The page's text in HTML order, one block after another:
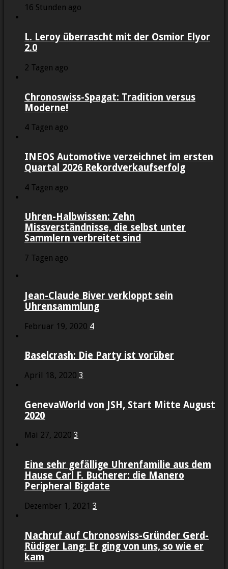
16 Stunden ago
L. Leroy überrascht mit der Osmior Elyor
2.0
2 Tagen ago
Chronoswiss-Spagat: Tradition versus
Moderne!
4 Tagen ago
INEOS Automotive verzeichnet im ersten
Quartal 2026 Rekordverkaufserfolg
4 Tagen ago
Uhren-Halbwissen: Zehn
Missverständnisse, die selbst unter
Sammlern verbreitet sind
7 Tagen ago
Jean-Claude Biver verkloppt sein
Uhrensammlung
Februar 19, 2020 4
Baselcrash: Die Party ist vorüber
April 18, 2020 3
GenevaWorld von JSH, Start Mitte August
2020
Mai 27, 2020 3
Eine sehr gefällige Uhrenfamilie aus dem
Hause Carl F. Bucherer: die Manero
Peripheral Bigdate
Dezember 1, 2021 3
Nachruf auf Chronoswiss-Gründer Gerd-
Rüdiger Lang: Er ging von uns, so wie er
kam